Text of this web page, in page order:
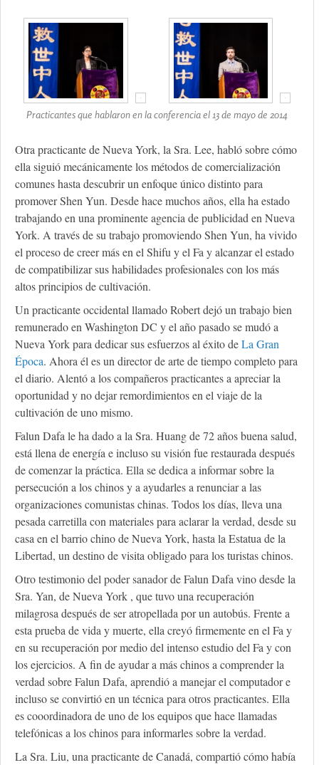
Practicantes que hablaron en la conferencia el 13 de mayo de 2014
Otra practicante de Nueva York, la Sra. Lee, habló sobre cómo
ella siguió mecánicamente los métodos de comercialización
comunes hasta descubrir un enfoque único distinto para
promover Shen Yun. Desde hace muchos años, ella ha estado
trabajando en una prominente agencia de publicidad en Nueva
York. A través de su trabajo promoviendo Shen Yun, ha vivido
el proceso de creer más en el Shifu y el Fa y alcanzar el estado
de compatibilizar sus habilidades profesionales con los más
altos principios de cultivación.
Un practicante occidental llamado Robert dejó un trabajo bien
remunerado en Washington DC y el año pasado se mudó a
Nueva York para dedicar sus esfuerzos al éxito deLa Gran
Época. Ahora él es un director de arte de tiempo completo para
el diario. Alentó a los compañeros practicantes a apreciar la
oportunidad y no dejar remordimientos en el viaje de la
cultivación de uno mismo.
Falun Dafa le ha dado a la Sra. Huang de 72 años buena salud,
está llena de energía e incluso su visión fue restaurada después
de comenzar la práctica. Ella se dedica a informar sobre la
persecución a los chinos y a ayudarles a renunciar a las
organizaciones comunistas chinas. Todos los días, lleva una
pesada carretilla con materiales para aclarar la verdad, desde su
casa en el barrio chino de Nueva York, hasta la Estatua de la
Libertad, un destino de visita obligado para los turistas chinos.
Otro testimonio del poder sanador de Falun Dafa vino desde la
Sra. Yan, de Nueva York , que tuvo una recuperación
milagrosa después de ser atropellada por un autobús. Frente a
esta prueba de vida y muerte, ella creyó firmemente en el Fa y
en su recuperación por medio del intenso estudio del Fa y con
los ejercicios. A fin de ayudar a más chinos a comprender la
verdad sobre Falun Dafa, aprendió a manejar el computador e
incluso se convirtió en un técnica para otros practicantes. Ella
es cooordinadora de uno de los equipos que hace llamadas
telefónicas a los chinos para informarles sobre la verdad.
La Sra. Liu, una practicante de Canadá, compartió cómo había